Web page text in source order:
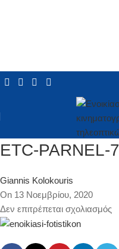
ETC-PARNEL-
Giannis Kolokouris
On 13 Νοεμβρίου, 2020
Δεν επιτρέπεται σχολιασμός